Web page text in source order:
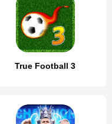
True Football 3